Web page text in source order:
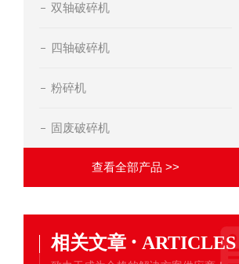
双轴破碎机
四轴破碎机
粉碎机
固废破碎机
查看全部产品 >>
相关文章 · ARTICLES